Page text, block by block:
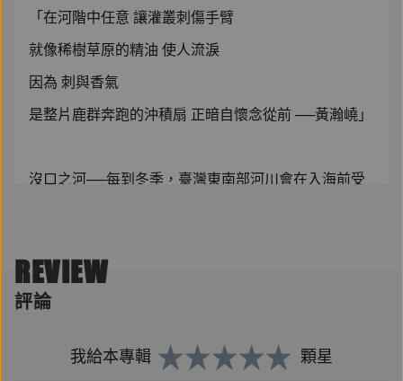
「在河階中任意 讓灌叢刺傷手臂
就像稀樹草原的精油 使人流淚
因為 刺與香氣
是整片鹿群奔跑的沖積扇 正暗自懷念從前 ──黃瀚嶢」
沒口之河──每到冬季，臺灣東南部河川會在入海前受
蕪而破敗。然而在看似廢墟的景象中，森林系出身的作
者，以生態調查為契機，細細凝視荒原中的苦楝、海邊
在深秋獨自播放草鴞的叫聲，期盼能得到草原中的一聲
REVIEW
評論
我給本專輯 顆星